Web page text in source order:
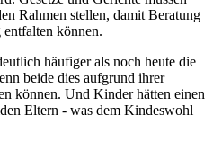
Rahmen stellen, damit Beratung
können.
häufiger als noch heute die
beide dies aufgrund ihrer
können. Und Kinder hätten einen
Eltern - was dem Kindeswohl